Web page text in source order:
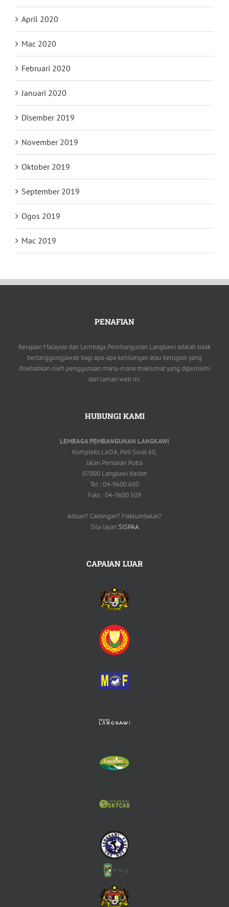
April 2020
Mac 2020
Februari 2020
Januari 2020
Disember 2019
November 2019
Oktober 2019
September 2019
Ogos 2019
Mac 2019
PENAFIAN
Kerajaan Malaysia dan Lembaga Pembangunan Langkawi adalah tidak
bertanggungjawab bagi apa-apa kehilangan atau kerugian yang
disebabkan oleh penggunaan mana-mana maklumat yang diperolehi
dari laman web ini.
HUBUNGI KAMI
LEMBAGA PEMBANGUNAN LANGKAWI
Kompleks LADA, Peti Surat 60,
Jalan Persiaran Putra
07000 Langkawi Kedah
Tel : 04-9600 600
Faks : 04-9600 509
Aduan? Cadangan? Maklumbalas?
Sila layari SISPAA
CAPAIAN LUAR